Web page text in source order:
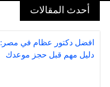
أحدث المقالات
افضل دكتور عظام في مصر:
دليل مهم قبل حجز موعدك